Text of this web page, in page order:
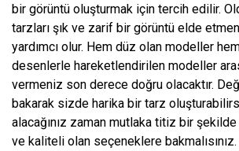
bir görüntü oluşturmak için tercih edilir.
tarzları şık ve zarif bir görüntü elde
yardımcı olur. Hem düz olan modeller
desenlerle hareketlendirilen modeller
vermeniz son derece doğru olacaktır.
bakarak sizde harika bir tarz
alacağınız zaman mutlaka titiz bir
ve kaliteli olan seçeneklere